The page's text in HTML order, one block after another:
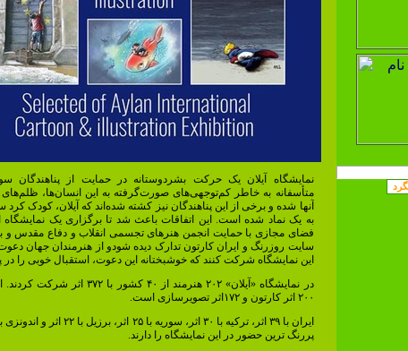
نمایشگاه آیلان یک حرکت بشردوستانه در حمایت از پناهندگان
متأسفانه به خاطر کم‌توجهی‌های صورت‌گرفته به این انسان‌ها، ظلم‌های
آنها شده و برخی از این پناهندگان نیز کشته شده‌اند که آیلان، کودک کرد
به یک نماد شده است. این اتفاقات باعث شد تا برگزاری یک نمایشگاه
فضای مجازی با حمایت انجمن هنرهای تجسمی انقلاب و دفاع مقدس و
سایت روزرنگ و ایران کارتون تدارک دیده شودو از هنرمندان جهان
این نمایشگاه شرکت کنند که خوشبختانه این دعوت، استقبال خوبی را
در نمایشگاه «آیلان» ۲۰۲ هنرمند از ۴۰ کشور با ۳۷۲
۲۰۰ اثر کارتون و ۱۷۲اثر تصویرسازی است.
ایران با ۳۹ اثر، ترکیه با ۳۰ اثر، سوریه با ۲۵
پررنگ‌ ترین حضور در این نمایشگاه را دارند.